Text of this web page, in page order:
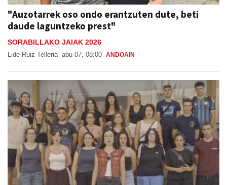
"Auzotarrek oso ondo erantzuten dute, beti
daude laguntzeko prest"
SORABILLAKO JAIAK 2026
Lide Ruiz Telleria abu 07, 08:00 ANDOAIN